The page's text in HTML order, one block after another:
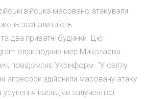
війська масовано атакували
зазнали шість
два приватні будинки. Цю
оприлюднив мер Миколаєва
повідомляє Укрінформ. "У світлу
агресори здійснили масовану атаку
наслідків залучені всі